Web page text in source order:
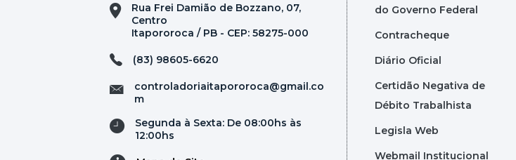
Rua Frei Damião de Bozzano, 07,
Centro
Itapororoca / PB - CEP: 58275-000
(83) 98605-6620
controladoriaitapororoca@gmail.co
m
Segunda à Sexta: De 08:00hs às
12:00hs
do Governo Federal
Contracheque
Diário Oficial
Certidão Negativa de
Débito Trabalhista
Legisla Web
Webmail Institucional